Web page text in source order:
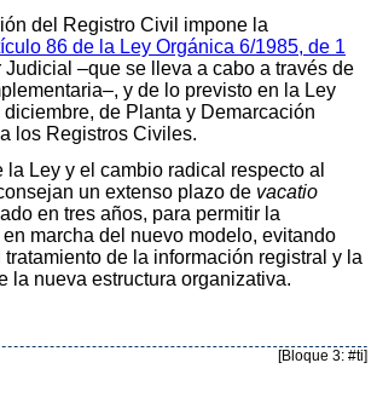
del Registro Civil impone la
86 de la Ley Orgánica 6/1985, de 1
Judicial –que se lleva a cabo a través de
y de lo previsto en la Ley
de Planta y Demarcación
los Registros Civiles.
la Ley y el cambio radical respecto al
un extenso plazo de vacatio
en tres años, para permitir la
marcha del nuevo modelo, evitando
de la información registral y la
la nueva estructura organizativa.
[Bloque 3: #ti]